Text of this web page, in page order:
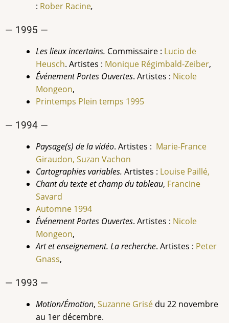
: Rober Racine,
— 1995 —
Les lieux incertains. Commissaire : Lucio de
Heusch. Artistes : Monique Régimbald-Zeiber,
Événement Portes Ouvertes. Artistes : Nicole
Mongeon,
Printemps Plein temps 1995
— 1994 —
Paysage(s) de la vidéo. Artistes : Marie-France
Giraudon, Suzan Vachon
Cartographies variables. Artistes : Louise Paillé,
Chant du texte et champ du tableau, Francine
Savard
Automne 1994
Événement Portes Ouvertes. Artistes : Nicole
Mongeon,
Art et enseignement. La recherche. Artistes : Peter
Gnass,
— 1993 —
Motion/Émotion, Suzanne Grisé du 22 novembre
au 1er décembre.